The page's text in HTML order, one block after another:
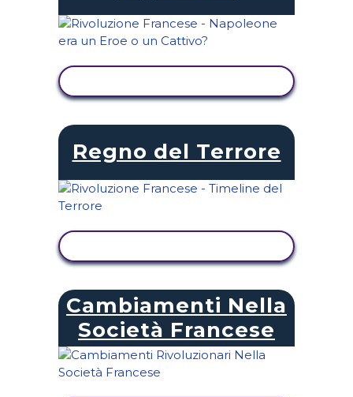
Regno del Terrore
Cambiamenti Nella
Società Francese